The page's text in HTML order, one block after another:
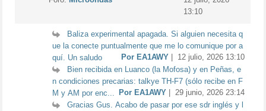
13:10
Baliza experimental apagada. Si alguien necesita q
ue la conecte puntualmente que me lo comunique por a
quí. Un saludo
Por EA1AWY | 12 julio, 2026 13:10
Bien recibida en Luanco (la Mofosa) y en Peñas, e
n condiciones precarias: talkye TH-F7 (sólo recibe en F
M y AM por enc...
Por EA1AWY | 29 junio, 2026 23:14
Gracias Gus. Acabo de pasar por ese sdr inglés y l